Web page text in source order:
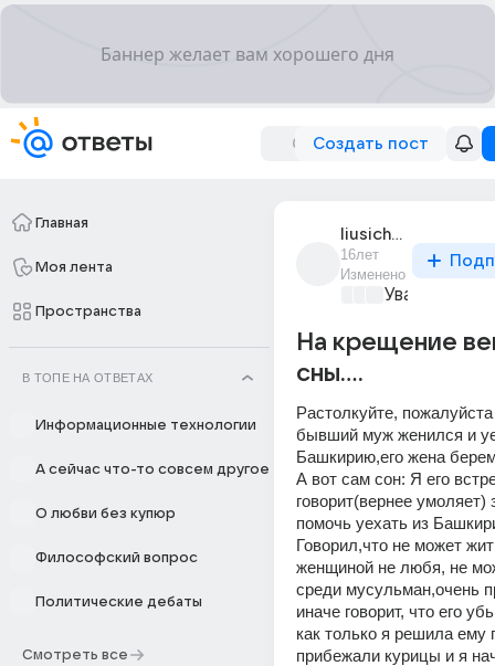
Создать пост
Главная
Моя лента
Пространства
В ТОПЕ НА ОТВЕТАХ
Информационные технологии
А сейчас что-то совсем другое
О любви без купюр
Философский вопрос
Политические дебаты
Смотреть все
liusichka_5
16лет
Изменено
Уважаемый
На крещение
сны....
Растолкуйте,
бывший муж женился и
Башкирию,его жена
А вот сам сон: Я его
говорит(вернее умоляет)
помочь уехать из
Говорил,что не может
женщиной не любя, не
среди мусульман,очень
иначе говорит, что его
как только я решила ему
прибежали курицы и я